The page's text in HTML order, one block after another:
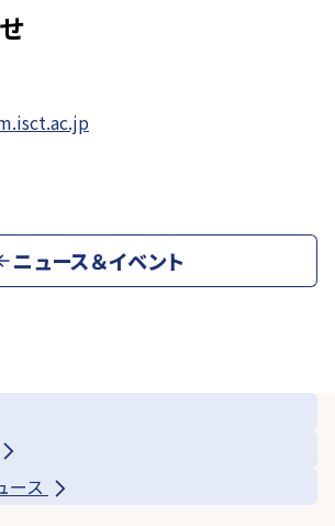
ニュース＆イベント
ース